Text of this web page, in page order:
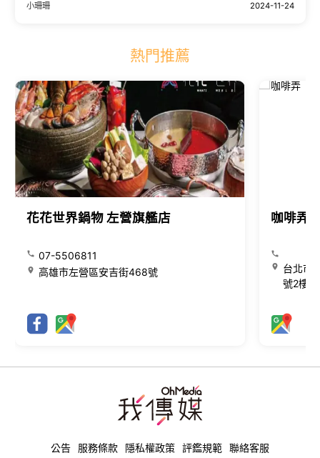
小珊珊 2024-11-24
熱門推薦
花花世界鍋物 左營旗艦店
07-5506811
高雄市左營區安吉街468號
咖啡弄
台北市
號2樓
公告 服務條款 隱私權政策 評鑑規範 聯絡客服